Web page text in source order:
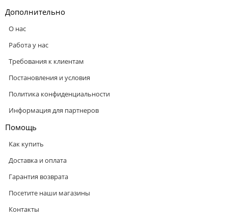
Дополнительно
О нас
Работа у нас
Требования к клиентам
Постановления и условия
Политика конфиденциальности
Информация для партнеров
Помощь
Как купить
Доставка и оплата
Гарантия возврата
Посетите наши магазины
Контакты